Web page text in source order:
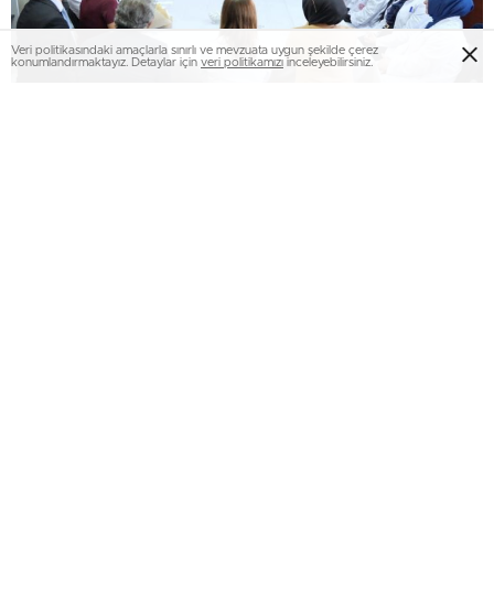
Veri politikasındaki amaçlarla sınırlı ve mevzuata uygun şekilde çerez
konumlandırmaktayız. Detaylar için veri politikamızı inceleyebilirsiniz.